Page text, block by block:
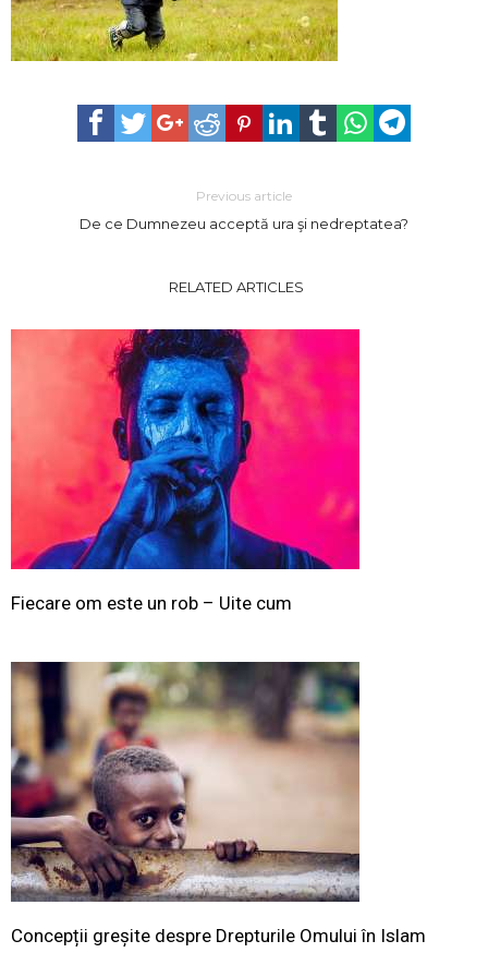
Previous article
De ce Dumnezeu acceptă ura şi nedreptatea?
RELATED ARTICLES
Fiecare om este un rob – Uite cum
Concepții greșite despre Drepturile Omului în Islam